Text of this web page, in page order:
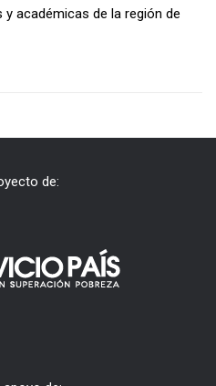
académicas de la región de
de: